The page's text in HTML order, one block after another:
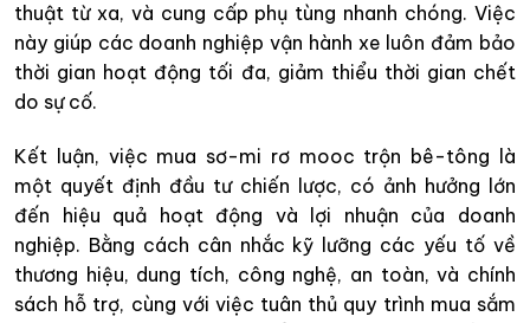
thuật từ xa, và cung cấp phụ tùng nhanh chóng. Việc
này giúp các doanh nghiệp vận hành xe luôn đảm bảo
thời gian hoạt động tối đa, giảm thiểu thời gian chết
do sự cố.
Kết luận, việc mua sơ-mi rơ mooc trộn bê-tông là
một quyết định đầu tư chiến lược, có ảnh hưởng lớn
đến hiệu quả hoạt động và lợi nhuận của doanh
nghiệp. Bằng cách cân nhắc kỹ lưỡng các yếu tố về
thương hiệu, dung tích, công nghệ, an toàn, và chính
sách hỗ trợ, cùng với việc tuân thủ quy trình mua sắm